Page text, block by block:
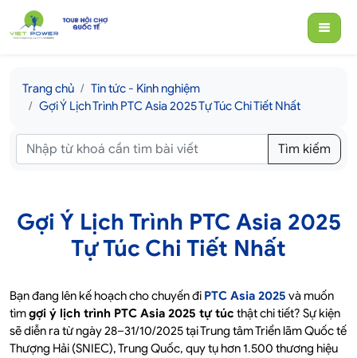
Trang chủ
Tin tức - Kinh nghiệm
Gợi Ý Lịch Trình PTC Asia 2025 Tự Túc Chi Tiết Nhất
Tìm kiếm
Gợi Ý Lịch Trình PTC Asia 2025
Tự Túc Chi Tiết Nhất
Bạn đang lên kế hoạch cho chuyến đi PTC Asia 2025 và muốn
tìmgợi ý lịch trình PTC Asia 2025 tự túc thật chi tiết? Sự kiện
sẽ diễn ra từ ngày 28–31/10/2025 tại Trung tâm Triển lãm Quốc tế
Thượng Hải (SNIEC), Trung Quốc, quy tụ hơn 1.500 thương hiệu